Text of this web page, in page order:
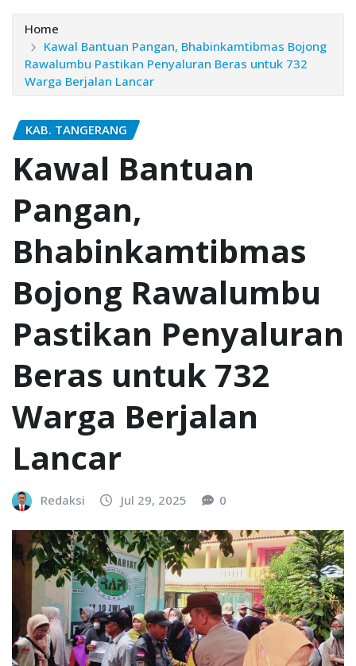
Home
Kawal Bantuan Pangan, Bhabinkamtibmas Bojong
Rawalumbu Pastikan Penyaluran Beras untuk 732
Warga Berjalan Lancar
KAB. TANGERANG
Kawal Bantuan
Pangan,
Bhabinkamtibmas
Bojong Rawalumbu
Pastikan Penyaluran
Beras untuk 732
Warga Berjalan
Lancar
Redaksi Jul 29, 2025 0